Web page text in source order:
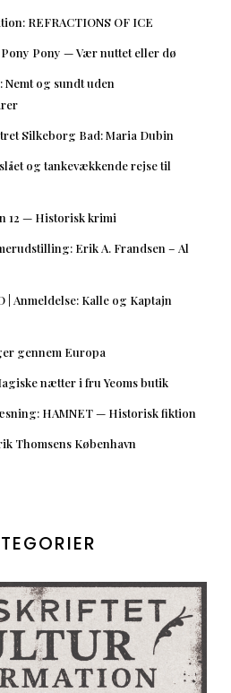
REFRACTIONS OF ICE
Pony — Vær nuttet eller dø
Nemt og sundt uden
Silkeborg Bad: Maria Dubin
og tankevækkende rejse til
12 — Historisk krimi
Erik A. Frandsen – Al
| Anmeldelse: Kalle og Kaptajn
gennem Europa
nætter i fru Yeoms butik
HAMNET — Historisk fiktion
Thomsens København